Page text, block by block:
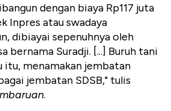
dengan biaya Rp117 juta
Inpres atau swadaya
dibiayai sepenuhnya oleh
bernama Suradji. [...] Buruh tani
itu, menamakan jembatan
jembatan SDSB," tulis
.